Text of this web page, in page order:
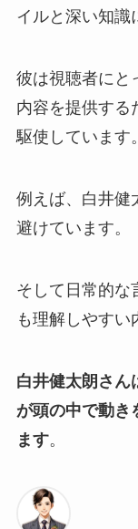
イルと深い知識
彼は視聴者にと
内容を提供する
駆使しています。
例えば、白井健
避けています。
そして日常的な
も理解しやすい
白井健太朗さん
が頭の中で動き
ます。